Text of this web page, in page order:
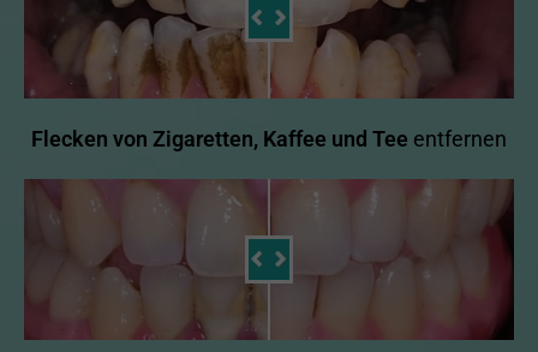
Flecken von Zigaretten, Kaffee und Tee entfernen